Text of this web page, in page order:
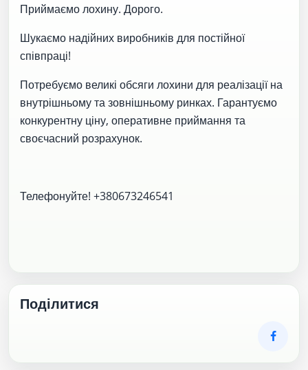
Приймаємо лохину. Дорого.
Шукаємо надійних виробників для постійної
співпраці!
Потребуємо великі обсяги лохини для реалізації на
внутрішньому та зовнішньому ринках. Гарантуємо
конкурентну ціну, оперативне приймання та
своєчасний розрахунок.
Телефонуйте! +380673246541
Поділитися